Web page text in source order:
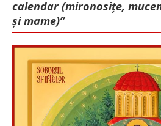
calendar (mironosițe,
și mame)”